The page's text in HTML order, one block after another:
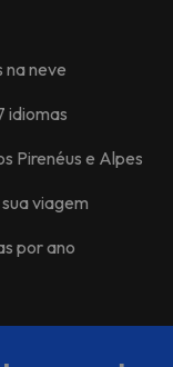
na neve
idiomas
Pirenéus e Alpes
viagem
por ano